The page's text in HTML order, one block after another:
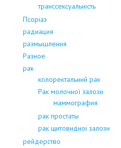
транссексуальність
Псоріаз
радиация
размышления
Разное
рак
колоректальний рак
Рак молочної залози
маммография
рак простаты
рак щитовидноі залози
рейдерство